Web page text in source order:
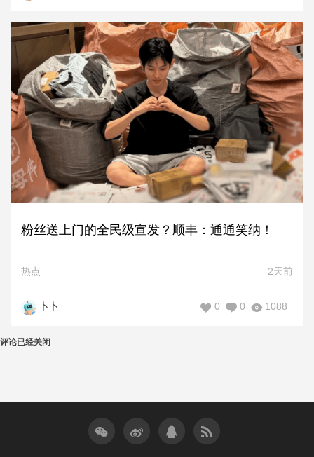
粉丝送上门的全民级宣发？顺丰：通通笑纳！
热点 2天前
卜卜 1088
0
0
评论已经关闭